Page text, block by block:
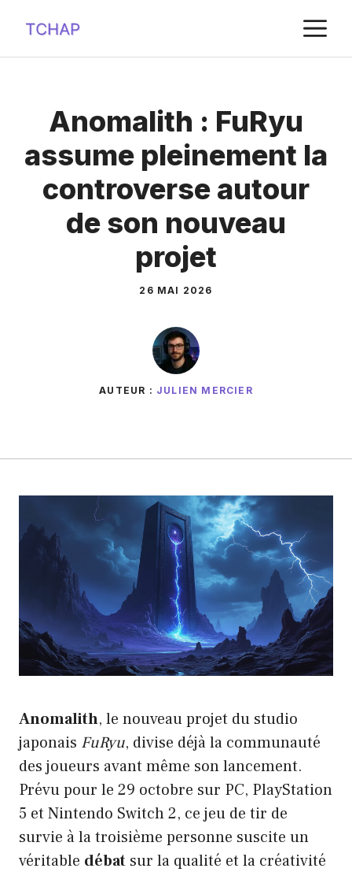
contenu
Anomalith : FuRyu
assume pleinement la
controverse autour
de son nouveau
projet
26 MAI 2026
AUTEUR : JULIEN MERCIER
Anomalith, le nouveau projet du studio
japonais FuRyu, divise déjà la communauté
des joueurs avant même son lancement.
Prévu pour le 29 octobre sur PC, PlayStation
5 et Nintendo Switch 2, ce jeu de tir de
survie à la troisième personne suscite un
véritable débat sur la qualité et la créativité